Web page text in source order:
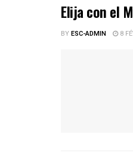
Elija con el
BYESC-ADMIN 8